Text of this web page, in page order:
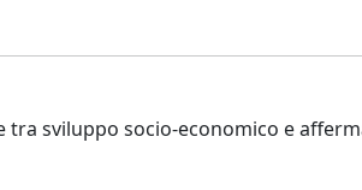
sviluppo socio-economico e